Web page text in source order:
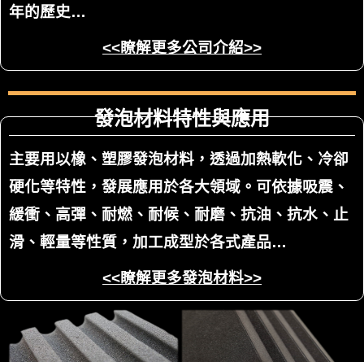
年的歷史…
<<瞭解更多公司介紹>>
發泡材料特性與應用
主要用以橡、塑膠發泡材料，透過加熱軟化、冷卻
硬化等特性，發展應用於各大領域。可依據吸震、
緩衝、高彈、耐燃、耐候、耐磨、抗油、抗水、止
滑、輕量等性質，加工成型於各式產品…
<<瞭解更多發泡材料>>